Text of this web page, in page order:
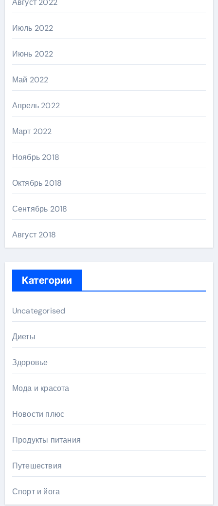
Август 2022
Июль 2022
Июнь 2022
Май 2022
Апрель 2022
Март 2022
Ноябрь 2018
Октябрь 2018
Сентябрь 2018
Август 2018
Категории
Uncategorised
Диеты
Здоровье
Мода и красота
Новости плюс
Продукты питания
Путешествия
Спорт и йога